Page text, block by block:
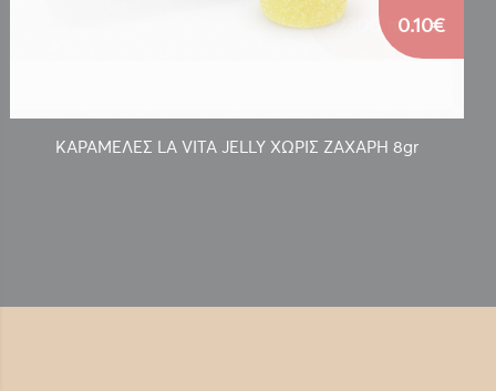
ΚΑΡΑΜΕΛΕΣ LA VITA JELLY ΧΩΡΙΣ ΖΑΧΑΡΗ 8gr
0.10€